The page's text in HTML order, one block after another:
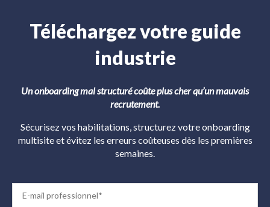
Téléchargez votre guide
industrie
Un onboarding mal structuré coûte plus cher qu’un mauvais
recrutement.
Sécurisez vos habilitations, structurez votre onboarding
multisite et évitez les erreurs coûteuses dès les premières
semaines.